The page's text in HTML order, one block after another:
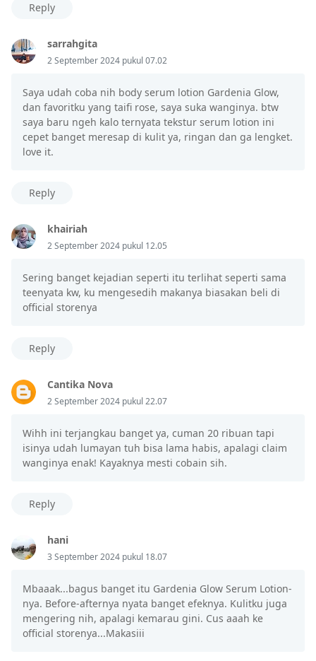
Reply
sarrahgita
2 September 2024 pukul 07.02
Saya udah coba nih body serum lotion Gardenia Glow,
dan favoritku yang taifi rose, saya suka wanginya. btw
saya baru ngeh kalo ternyata tekstur serum lotion ini
cepet banget meresap di kulit ya, ringan dan ga lengket.
love it.
Reply
khairiah
2 September 2024 pukul 12.05
Sering banget kejadian seperti itu terlihat seperti sama
teenyata kw, ku mengesedih makanya biasakan beli di
official storenya
Reply
Cantika Nova
2 September 2024 pukul 22.07
Wihh ini terjangkau banget ya, cuman 20 ribuan tapi
isinya udah lumayan tuh bisa lama habis, apalagi claim
wanginya enak! Kayaknya mesti cobain sih.
Reply
hani
3 September 2024 pukul 18.07
Mbaaak...bagus banget itu Gardenia Glow Serum Lotion-
nya. Before-afternya nyata banget efeknya. Kulitku juga
mengering nih, apalagi kemarau gini. Cus aaah ke
official storenya...Makasiii